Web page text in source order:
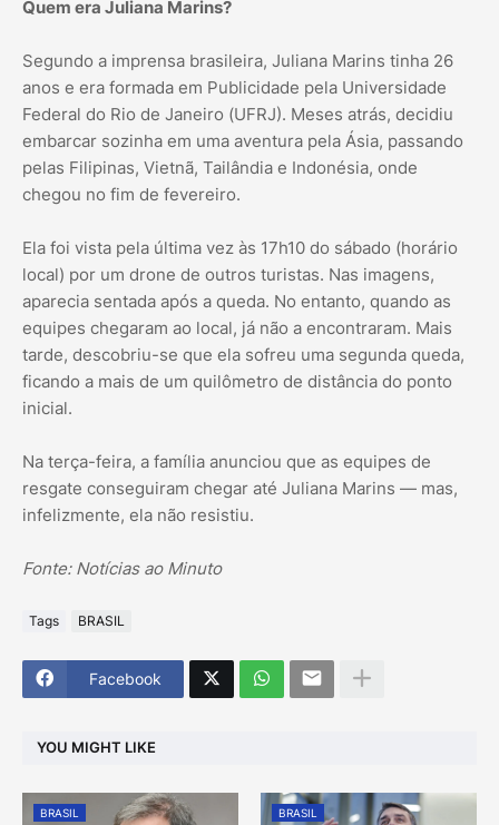
Quem era Juliana Marins?
Segundo a imprensa brasileira, Juliana Marins tinha 26
anos e era formada em Publicidade pela Universidade
Federal do Rio de Janeiro (UFRJ). Meses atrás, decidiu
embarcar sozinha em uma aventura pela Ásia, passando
pelas Filipinas, Vietnã, Tailândia e Indonésia, onde
chegou no fim de fevereiro.
Ela foi vista pela última vez às 17h10 do sábado (horário
local) por um drone de outros turistas. Nas imagens,
aparecia sentada após a queda. No entanto, quando as
equipes chegaram ao local, já não a encontraram. Mais
tarde, descobriu-se que ela sofreu uma segunda queda,
ficando a mais de um quilômetro de distância do ponto
inicial.
Na terça-feira, a família anunciou que as equipes de
resgate conseguiram chegar até Juliana Marins — mas,
infelizmente, ela não resistiu.
Fonte: Notícias ao Minuto
Tags BRASIL
Facebook
YOU MIGHT LIKE
BRASIL BRASIL